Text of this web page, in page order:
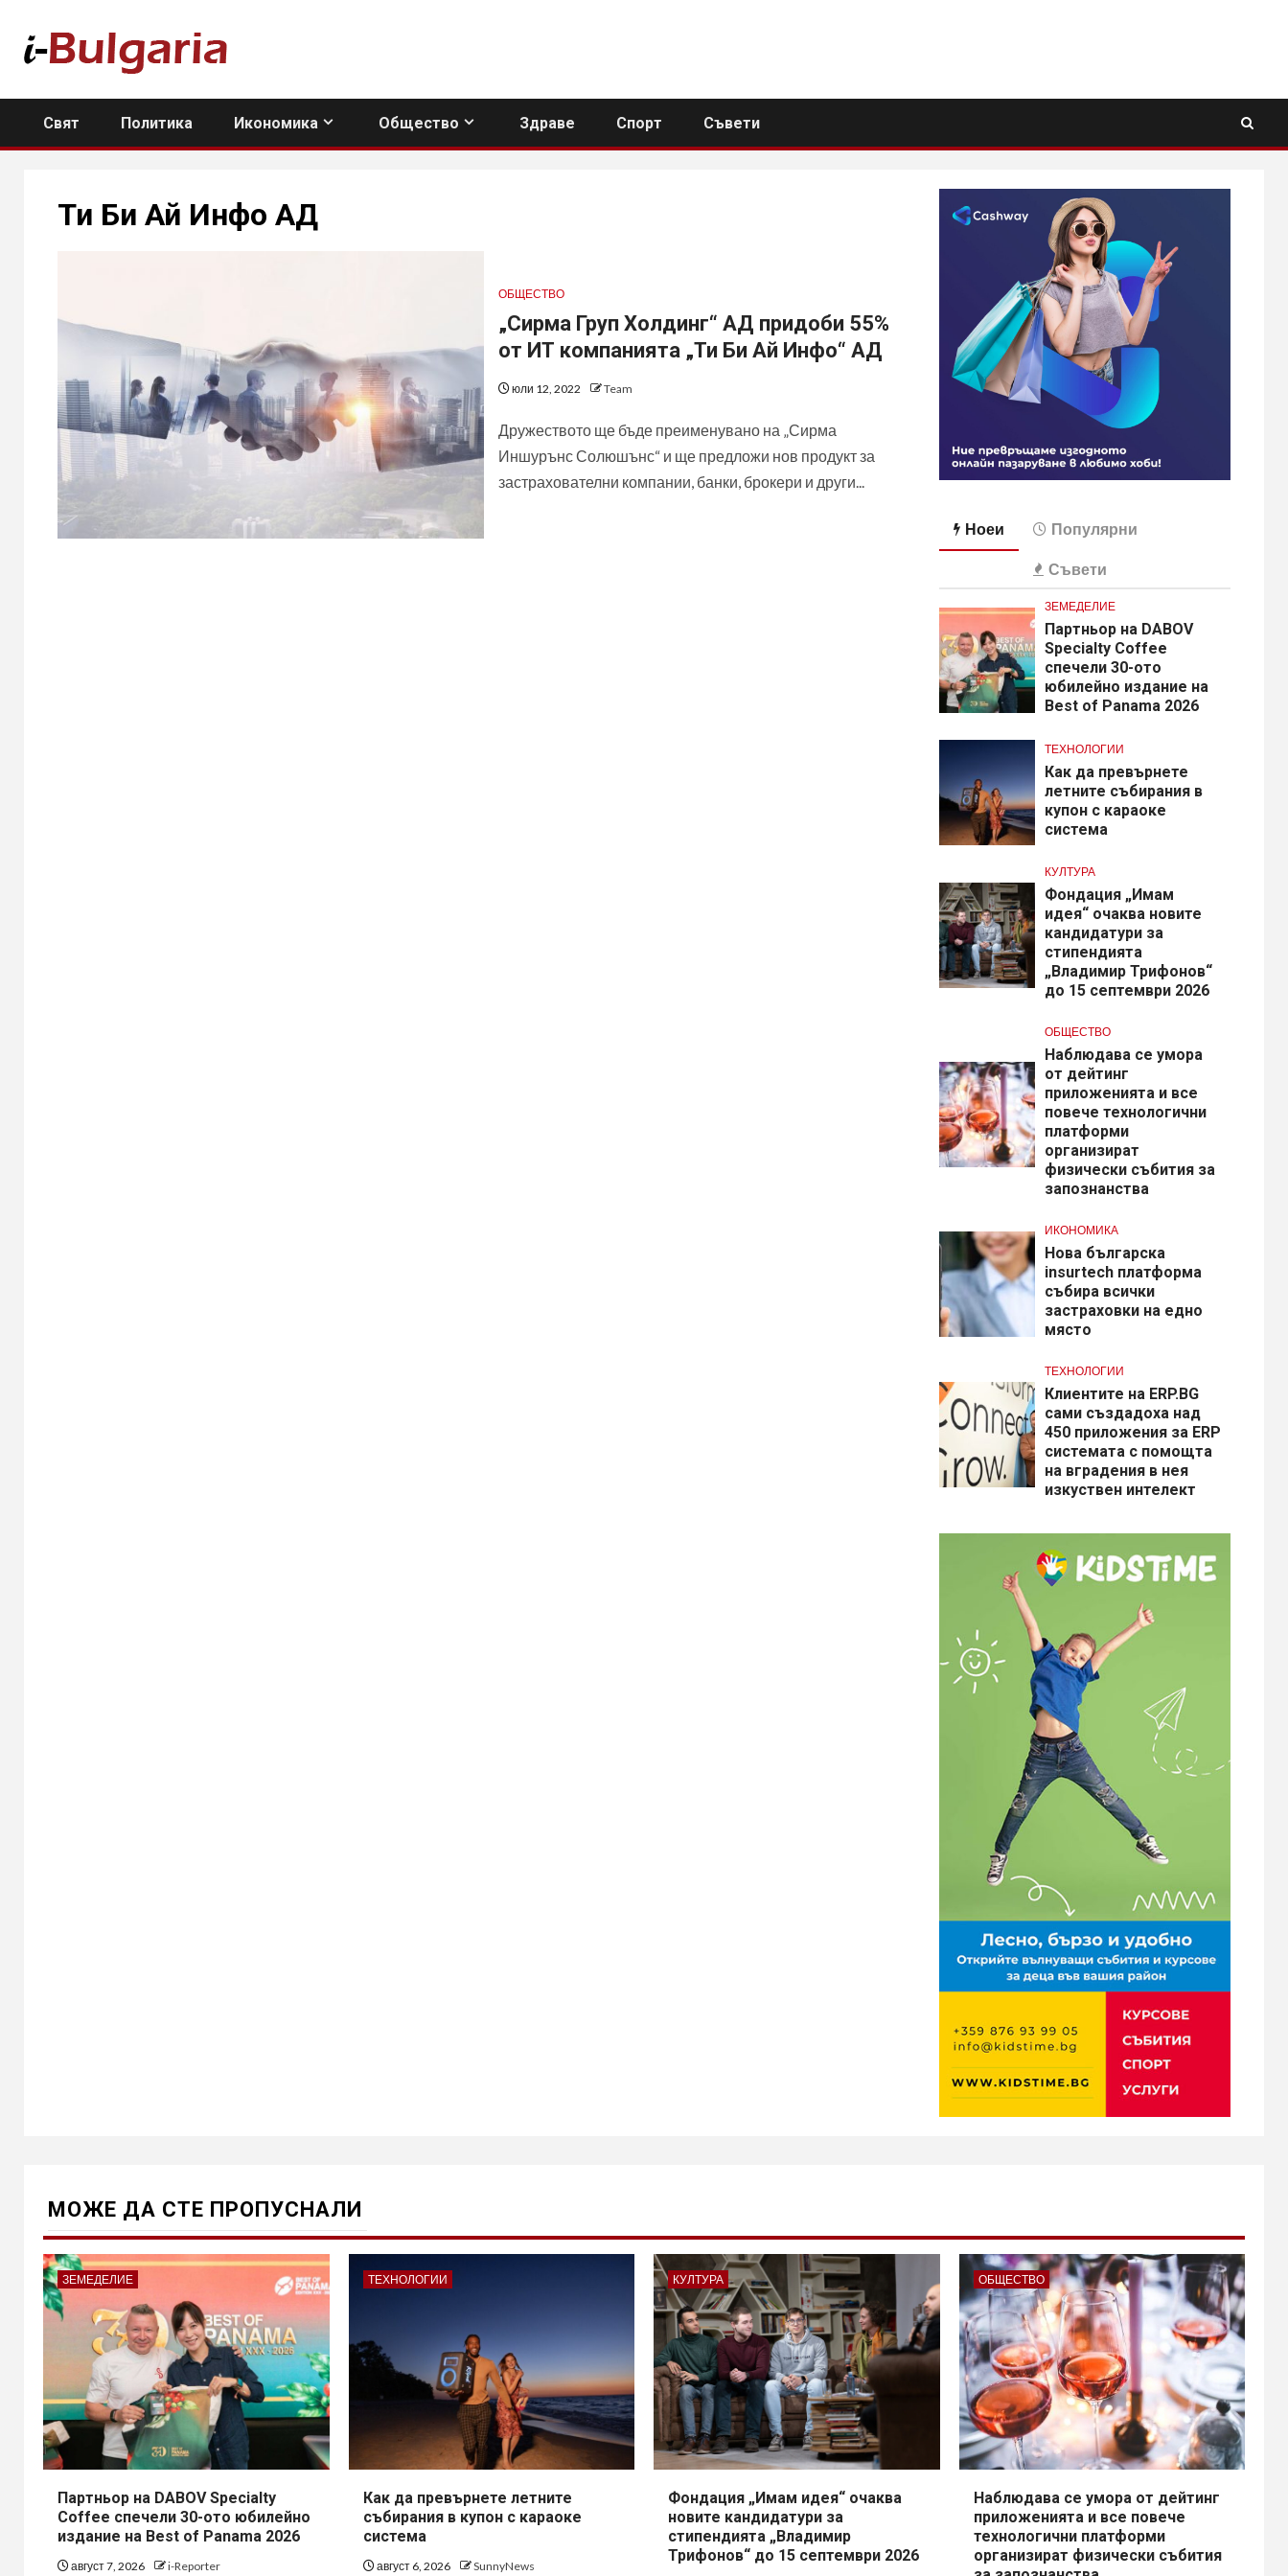
content
Свят Политика Икономика Общество Здраве Спорт Съвети
Ти Би Ай Инфо АД
ОБЩЕСТВО
„Сирма Груп Холдинг“ АД придоби 55%
от ИТ компанията „Ти Би Ай Инфо“ АД
юли 12, 2022 Team
Дружеството ще бъде преименувано на „Сирма
Иншурънс Солюшънс“ и ще предложи нов продукт за
застрахователни компании, банки, брокери и други...
Ноеи Популярни
Съвети
ЗЕМЕДЕЛИЕ
Партньор на DABOV
Specialty Coffee
спечели 30-ото
юбилейно издание на
Best of Panama 2026
ТЕХНОЛОГИИ
Как да превърнете
летните събирания в
купон с караоке
система
КУЛТУРА
Фондация „Имам
идея“ очаква новите
кандидатури за
стипендията
„Владимир Трифонов“
до 15 септември 2026
ОБЩЕСТВО
Наблюдава се умора
от дейтинг
приложенията и все
повече технологични
платформи
организират
физически събития за
запознанства
ИКОНОМИКА
Нова българска
insurtech платформа
събира всички
застраховки на едно
място
ТЕХНОЛОГИИ
Клиентите на ERP.BG
сами създадоха над
450 приложения за ERP
системата с помощта
на вградения в нея
изкуствен интелект
МОЖE ДА СТЕ ПРОПУСНАЛИ
ЗЕМЕДЕЛИЕ
Партньор на DABOV Specialty
Coffee спечели 30-ото юбилейно
издание на Best of Panama 2026
август 7, 2026 i-Reporter
ТЕХНОЛОГИИ
Как да превърнете летните
събирания в купон с караоке
система
август 6, 2026 SunnyNews
КУЛТУРА
Фондация „Имам идея“ очаква
новите кандидатури за
стипендията „Владимир
Трифонов“ до 15 септември 2026
ОБЩЕСТВО
Наблюдава се умора от дейтинг
приложенията и все повече
технологични платформи
организират физически събития